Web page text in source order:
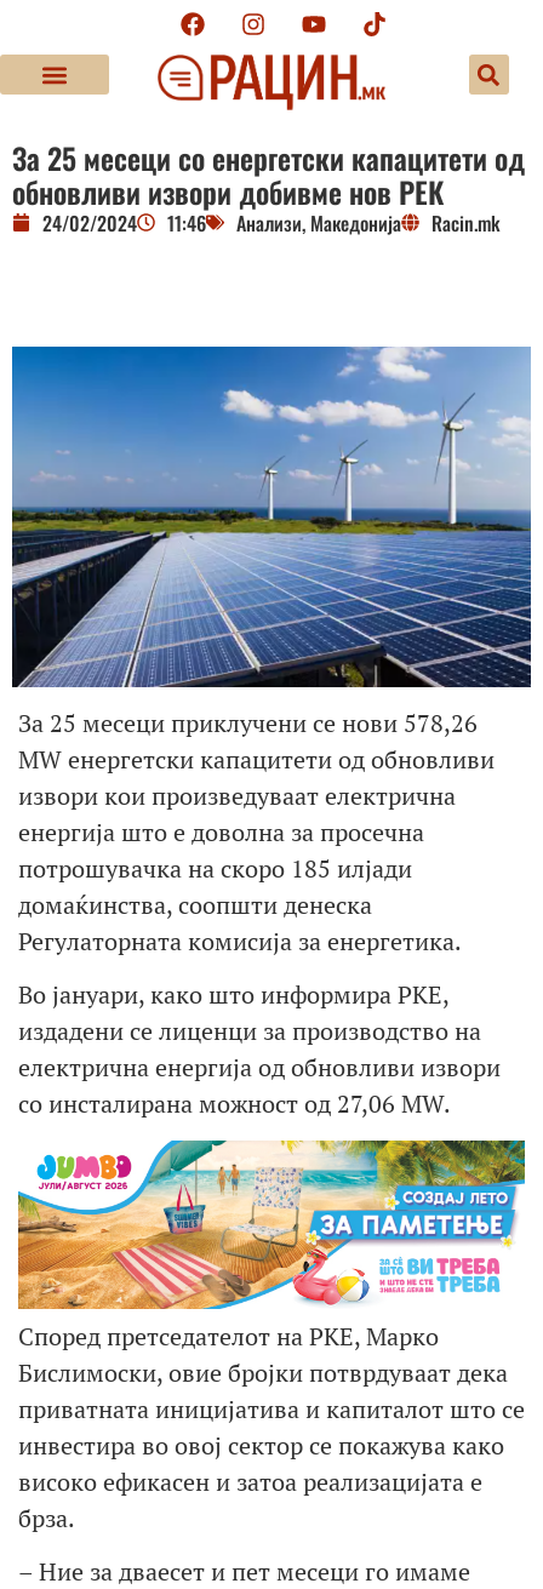
За 25 месеци со енергетски капацитети од
обновливи извори добивме нов РЕК
24/02/2024 11:46 Анализи, Македонија Racin.mk
За 25 месеци приклучени се нови 578,26
MW енергетски капацитети од обновливи
извори кои произведуваат електрична
енергија што е доволна за просечна
потрошувачка на скоро 185 илјади
домаќинства, соопшти денеска
Регулаторната комисија за енергетика.
Во јануари, како што информира РКЕ,
издадени се лиценци за производство на
електрична енергија од обновливи извори
со инсталирана можност од 27,06 MW.
Според претседателот на РКЕ, Марко
Бислимоски, овие бројки потврдуваат дека
приватната иницијатива и капиталот што се
инвестира во овој сектор се покажува како
високо ефикасен и затоа реализацијата е
брза.
– Ние за дваесет и пет месеци го имаме